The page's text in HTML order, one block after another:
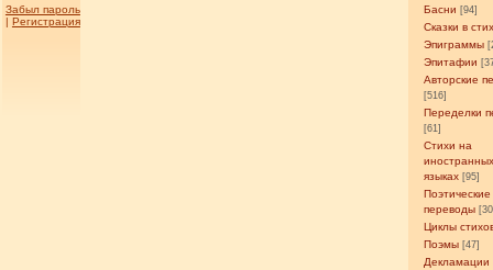
Забыл пароль
| Регистрация
Басни [94]
Сказки в
Эпиграммы
Эпитафии
Авторские
[516]
Переделки
[61]
Стихи на
языках [95]
Поэтические
переводы
Циклы
Поэмы [47]
Декламации